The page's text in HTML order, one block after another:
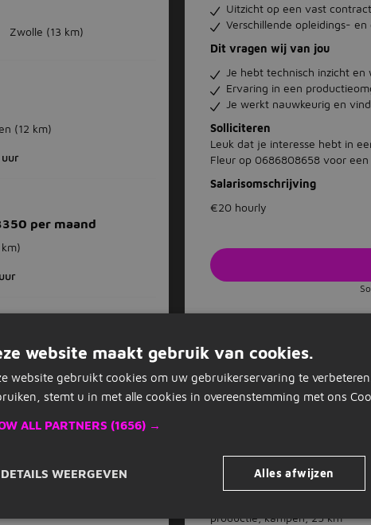
Zwolle (13 km)
(12 km)
per maand
Fulltime
Uitzicht op een vast
Verschillende opleidings-
Dit vragen wij van jou
Je hebt technisch inzicht
Ervaring in een
Je werkt nauwkeurig en
Solliciteren
Leuk dat je interesse hebt in
Fleur op 0686808658 voor
Salarisomschrijving
€20 hourly
Opslaan als favoriet
Op basis van jouw
Zet stop wanneer je wilt
productie, kampen, 25 km
website maakt gebruik van cookies.
website gebruikt cookies om uw gebruikerservaring te
stemt u in met alle cookies in overeenstemming met ons
ALL PARTNERS (1656) →
Alles afwijzen
DETAILS WEERGEVEN